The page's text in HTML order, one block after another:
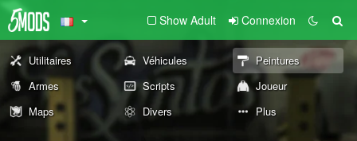
Show Adult Connexion
Utilitaires Véhicules
Peintures
Armes
Scripts
Joueur
Maps
Divers Plus